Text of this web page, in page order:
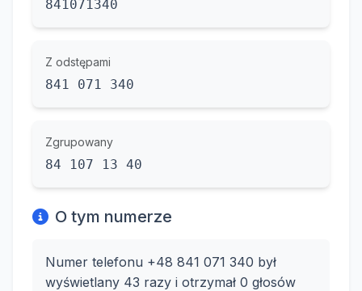
841071340
Z odstępami
841 071 340
Zgrupowany
84 107 13 40
O tym numerze
Numer telefonu +48 841 071 340 był
wyświetlany 43 razy i otrzymał 0 głosów